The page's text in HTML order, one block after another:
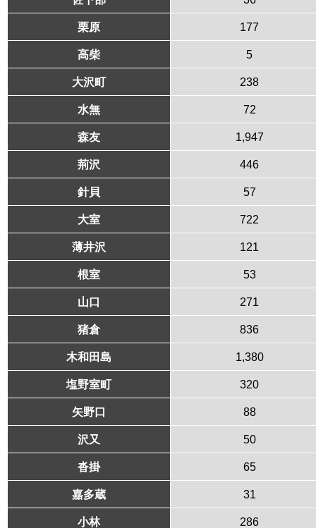
栗原 177
高柴 5
大沢町 238
水無 72
森友 1,947
荊沢 446
針貝 57
大室 722
薄井沢 121
根室 53
山口 271
猪倉 836
木和田島 1,380
塩野室町 320
矢野口 88
沢又 50
沓掛 65
嘉多蔵 31
小林 286